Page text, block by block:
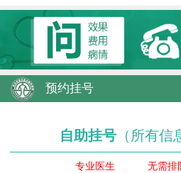
预约挂号
自助挂号 （所有信
专业医生 无需排